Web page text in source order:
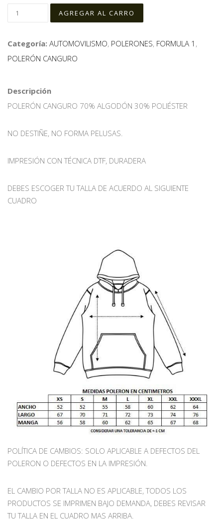
Categoría: AUTOMOVILISMO, POLERONES, FORMULA 1 ,
POLERÓN CANGURO
Descripción
POLERÓN CANGURO 70% ALGODÓN 30% POLIÉSTER
NO DESTIÑE, NO FORMA PELUSAS.
IMPRESIÓN CON TÉCNICA DTF, DURADERA
DEBES ESCOGER TU TALLA DE ACUERDO AL SIGUIENTE
CUADRO
POLÍTICA DE CAMBIOS: SOLO APLICABLE A DEFECTOS DEL
POLERON O DEFECTOS EN LA IMPRESIÓN.
EL CAMBIO POR TALLA NO ES APLICABLE, TODOS LOS
PRODUCTOS SE IMPRIMEN BAJO DEMANDA, DEBES REVISAR
TU TALLA EN EL CUADRO MAS ARRIBA.